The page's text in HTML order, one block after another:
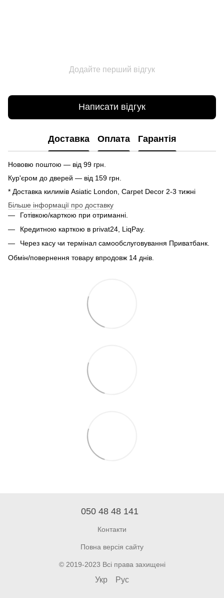
Додайте перший відгук
Написати відгук
Доставка Оплата Гарантія
Нововю поштою — від 99 грн.
Кур'єром до дверей — від 159 грн.
* Доставка килимів Asiatic London, Carpet Decor 2-3 тижні
Більше інформації про доставку
Готівкою/карткою при отриманні.
Кредитною карткою в privat24, LiqPay.
Через касу чи термінал самообслуговування Приватбанк.
Обмін/повернення товару впродовж 14 днів.
050 48 48 141
Контакти
Повна версія сайту
© 2019-2023 Всі права захищені
Укр Рус